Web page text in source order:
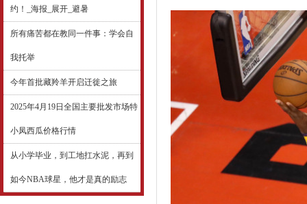
约！_海报_展开_避暑
所有痛苦都在教同一件事：学会自
我托举
今年首批藏羚羊开启迁徙之旅
2025年4月19日全国主要批发市场特
小凤西瓜价格行情
从小学毕业，到工地扛水泥，再到
如今NBA球星，他才是真的励志